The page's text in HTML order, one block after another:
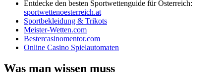
Entdecke den besten Sportwettenguide für Österreich:
sportwettenoesterreich.at
Sportbekleidung & Trikots
Meister-Wetten.com
Bestercasinomentor.com
Online Casino Spielautomaten
Was man wissen muss